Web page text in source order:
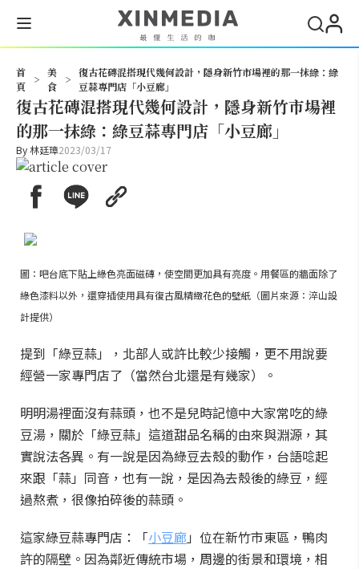
首
頁
>
美
食
>
復古花磚混搭現代幾何設計，隱身新竹市場裡的那一抹綠：綠
豆蒜專門店「小豆廊」
復古花磚混搭現代幾何設計，隱身新竹市場裡
的那一抹綠：綠豆蒜專門店「小豆廊」
By林廷璋2023/03/17
圖：吧台底下貼上綠色亮面磁磚，使空間更加具有亮度。用餐區的牆面除了
綠色漆料以外，還穿插使用具有復古風精緻花色的壁紙（圖片來源：淬山設
計提供）
提到「綠豆蒜」，北部人或許比較少接觸，更不用說要
經營一家專門店了（當然台北還是有幾家）。
明明湯裡面沒有蒜頭，也不是兒時記憶中大家常吃的綠
豆湯，關於「綠豆蒜」這道甜品名稱的由來與淵源， 其
實說法各異。有一說是因為綠豆去殼的動作，台語唸起
來跟「蒜」同音，也有一說，是因為去殼後的綠豆，經
過熬煮，很像拍碎後的蒜頭。
這家綠豆蒜專門店：「小豆廊」位在新竹市東區，鴨肉
許的隔壁。因為鄰近傳統市場，周邊的街景和環境，相